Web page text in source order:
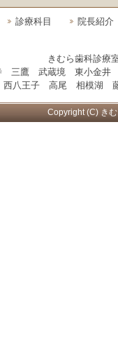
診療科目
院長紹介
きむら歯科診療
三鷹 武蔵境 東小金
八王子 高尾 相模湖
Copyright (C) き